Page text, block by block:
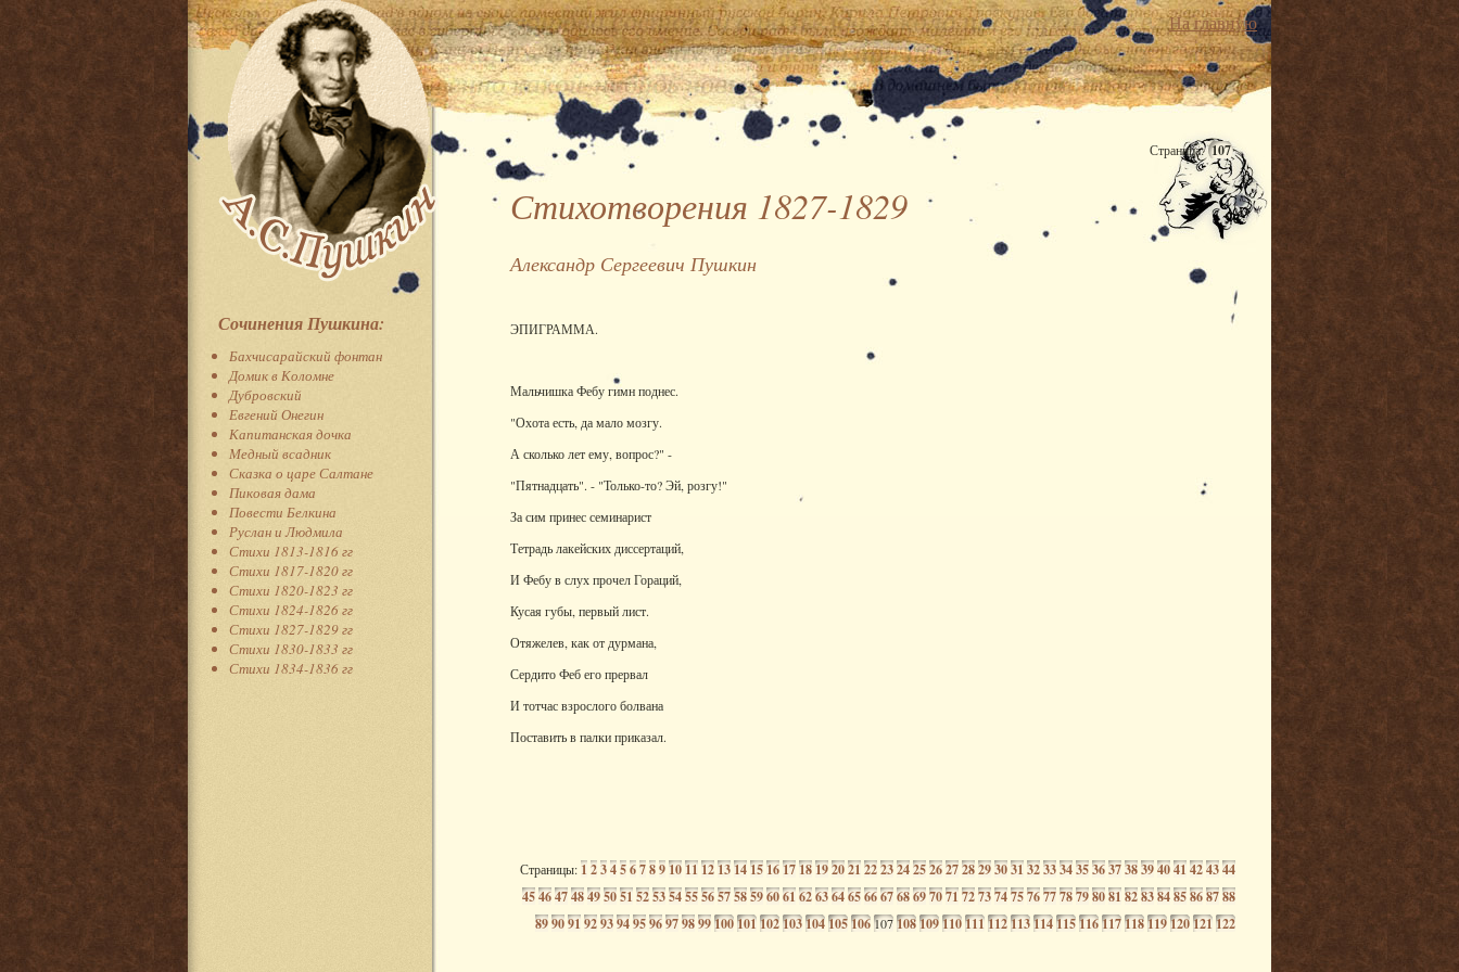
Сочинения Пушкина:
Бахчисарайский фонтан
Домик в Коломне
Дубровский
Евгений Онегин
Капитанская дочка
Медный всадник
Сказка о царе Салтане
Пиковая дама
Повести Белкина
Руслан и Людмила
Стихи 1813-1816 гг
Стихи 1817-1820 гг
Стихи 1820-1823 гг
Стихи 1824-1826 гг
Стихи 1827-1829 гг
Стихи 1830-1833 гг
Стихи 1834-1836 гг
На главную
Страница: 107
Стихотворения 1827-1829
Александр Сергеевич Пушкин
ЭПИГРАММА.
Мальчишка Фебу гимн поднес.
"Охота есть, да мало мозгу.
А сколько лет ему, вопрос?" -
"Пятнадцать". - "Только-то? Эй, розгу!"
За сим принес семинарист
Тетрадь лакейских диссертаций,
И Фебу в слух прочел Гораций,
Кусая губы, первый лист.
Отяжелев, как от дурмана,
Сердито Феб его прервал
И тотчас взрослого болвана
Поставить в палки приказал.
Страницы:1 234567891011121314151617181920212223242526272829303132333435363738394041424344
4546474849505152535455565758596061626364656667686970717273747576777879808182838485868788
8990919293949596979899100101102103104105106107108109110111112113114115116117118119120121122